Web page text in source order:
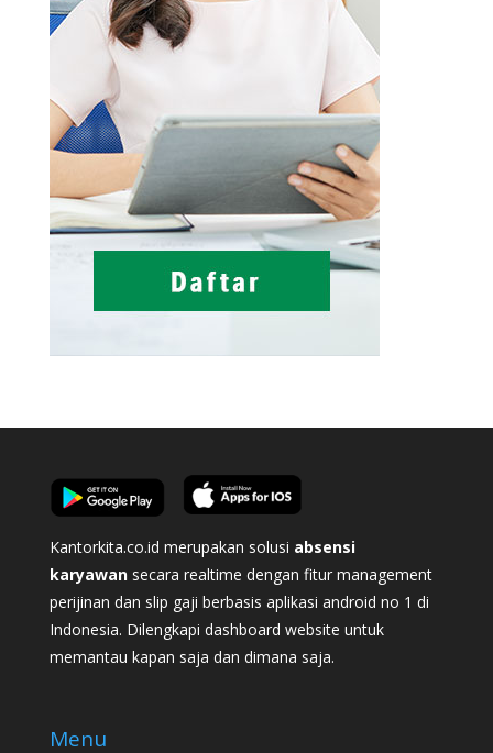
Kantorkita.co.id merupakan solusi absensi
karyawan secara realtime dengan fitur management
perijinan dan slip gaji berbasis aplikasi android no 1 di
Indonesia. Dilengkapi dashboard website untuk
memantau kapan saja dan dimana saja.
Menu